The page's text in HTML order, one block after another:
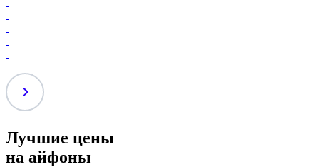
Лучшие цены
на айфоны